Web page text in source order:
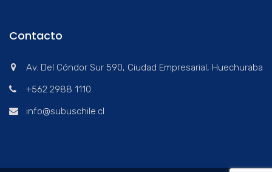
Contacto
Av. Del Cóndor Sur 590, Ciudad Empresarial, Huechuraba
+562 2988 1110
info@subuschile.cl